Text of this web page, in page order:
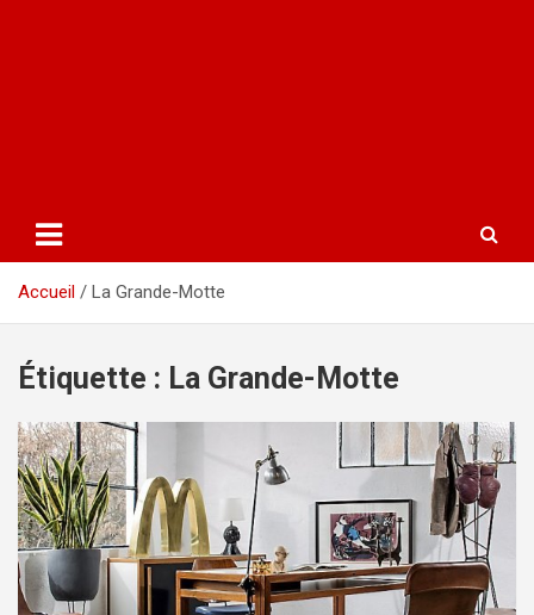
Accueil La Grande-Motte
Étiquette : La Grande-Motte